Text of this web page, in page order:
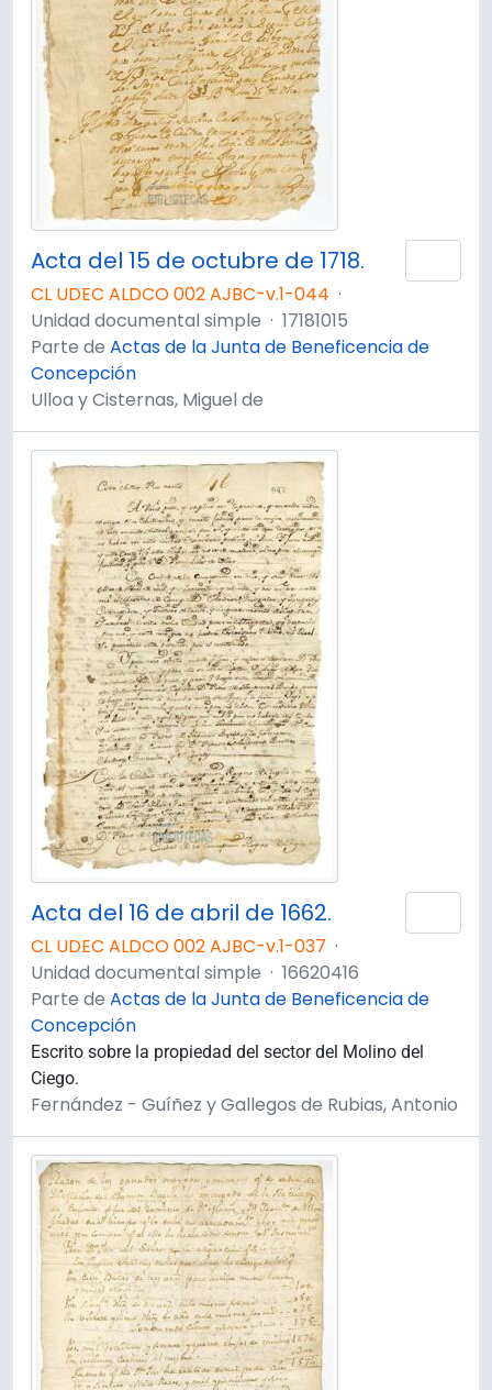
Acta del 15 de octubre de 1718.
CL UDEC ALDCO 002 AJBC-v.1-044 ·
Unidad documental simple · 17181015
Parte de Actas de la Junta de Beneficencia de
Concepción
Ulloa y Cisternas, Miguel de
Acta del 16 de abril de 1662.
CL UDEC ALDCO 002 AJBC-v.1-037 ·
Unidad documental simple · 16620416
Parte de Actas de la Junta de Beneficencia de
Concepción
Escrito sobre la propiedad del sector del Molino del
Ciego.
Fernández - Guíñez y Gallegos de Rubias, Antonio